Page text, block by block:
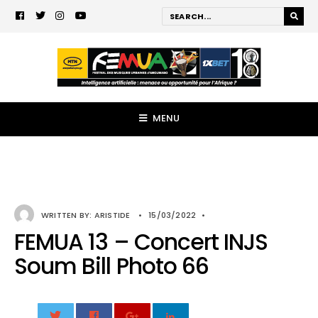
MENU
WRITTEN BY: ARISTIDE • 15/03/2022 •
FEMUA 13 – Concert INJS
Soum Bill Photo 66